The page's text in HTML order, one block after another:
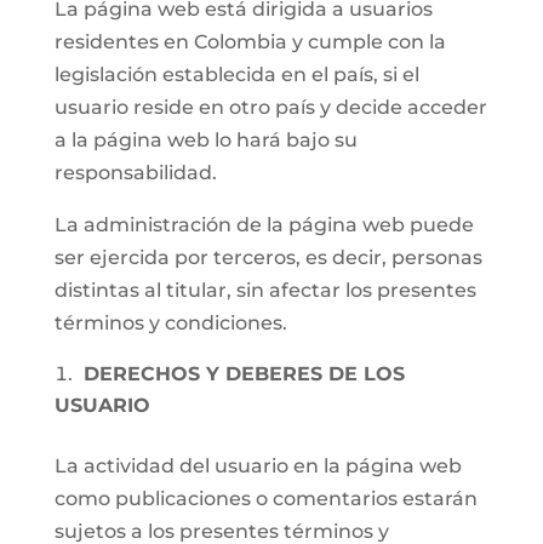
La página web está dirigida a usuarios
residentes en Colombia y cumple con la
legislación establecida en el país, si el
usuario reside en otro país y decide acceder
a la página web lo hará bajo su
responsabilidad.
La administración de la página web puede
ser ejercida por terceros, es decir, personas
distintas al titular, sin afectar los presentes
términos y condiciones.
DERECHOS Y DEBERES DE LOS
USUARIO
La actividad del usuario en la página web
como publicaciones o comentarios estarán
sujetos a los presentes términos y